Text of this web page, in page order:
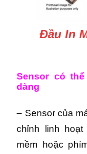
Đầu In
Sensor có
dàng
– Sensor của
chỉnh linh
mềm hoặc